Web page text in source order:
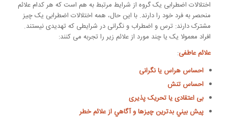
اختلالات اضطرابی یک گروه از شرایط مرتبط به هم است که هر کدام علائم
منحصر به فرد خود را دارند. با این حال، همه اختلالات اضطرابی یک چیز
مشترک دارند: ترس و اضطراب و نگرانی در شرایطی که تهدیدی نیستند.
افراد معمولا یک یا چند مورد از علائم زیر را تجربه می کنند:
علائم عاطفی:
احساس هراس یا نگرانی
احساس تنش
بی اعتقادی یا تحریک پذیری
پيش بيني بدترين چیزها و آگاهي از علائم خطر